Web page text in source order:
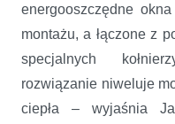
energooszczędne
montażu, a łączone z
specjalnych
rozwiązanie niweluje
ciepła – wyjaśnia